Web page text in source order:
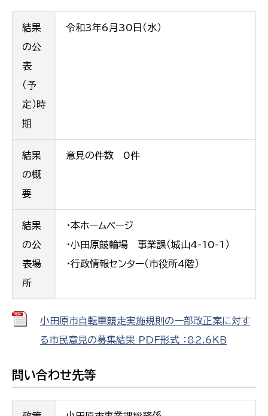
結果
の公
表
（予
定）時
期
令和3年6月30日（水）
結果
の概
要
意見の件数 0件
結果
の公
表場
所
・本ホームページ
・小田原競輪場 事業課（城山4-10-1）
・行政情報センター（市役所4階）
小田原市自転車競走実施規則の一部改正案に対す
る市民意見の募集結果 PDF形式 ：82.6ＫＢ
問い合わせ先等